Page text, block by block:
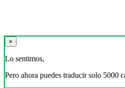
×
Lo sentimos,
Pero ahora puedes traducir solo 5000